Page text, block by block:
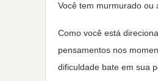
Você tem murmurado ou
Como você está
pensamentos nos
dificuldade bate em sua